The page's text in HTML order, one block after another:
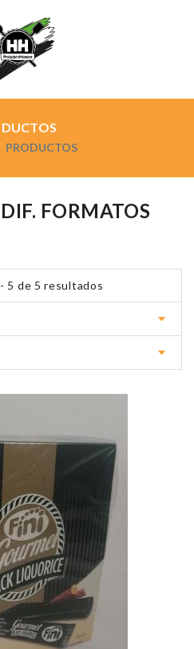
PRODUCTOS
FORMATOS
5 de 5 resultados